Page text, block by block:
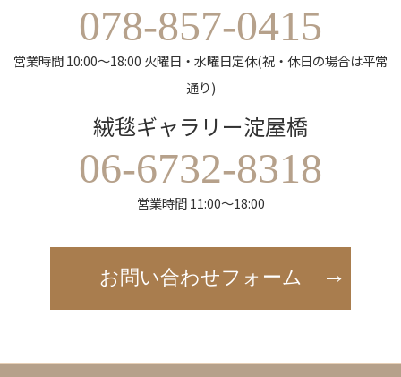
078-857-0415
営業時間 10:00～18:00 火曜日・水曜日定休(祝・休日の場合は平常
通り)
絨毯ギャラリー淀屋橋
06-6732-8318
営業時間 11:00～18:00
お問い合わせフォーム